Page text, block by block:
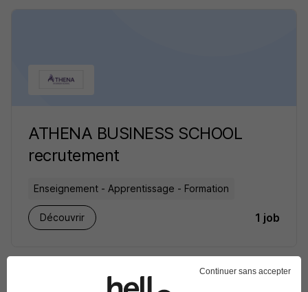
ATHENA BUSINESS SCHOOL
recrutement
Enseignement - Apprentissage - Formation
Découvrir 1 job
Continuer sans accepter